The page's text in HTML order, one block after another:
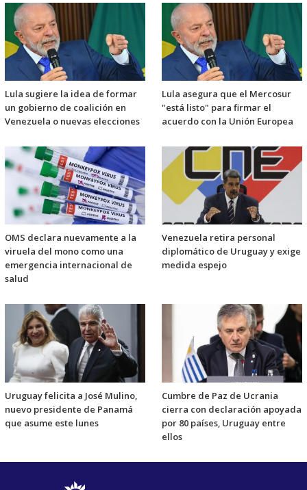
Lula sugiere la idea de formar
un gobierno de coalición en
Venezuela o nuevas elecciones
Lula asegura que el Mercosur
"está listo" para firmar el
acuerdo con la Unión Europea
OMS declara nuevamente a la
viruela del mono como una
emergencia internacional de
salud
Venezuela retira personal
diplomático de Uruguay y exige
medida espejo
Uruguay felicita a José Mulino,
nuevo presidente de Panamá
que asume este lunes
Cumbre de Paz de Ucrania
cierra con declaración apoyada
por 80 países, Uruguay entre
ellos